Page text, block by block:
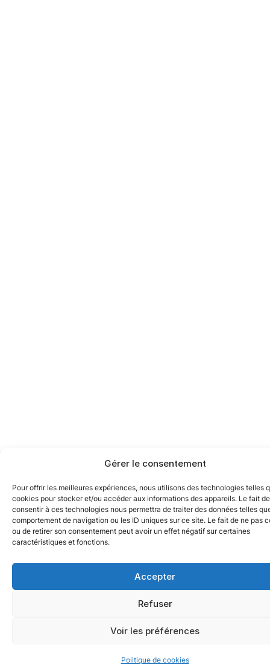
Gérer le consentement
Pour offrir les meilleures expériences, nous utilisons des technologies telles
cookies pour stocker et/ou accéder aux informations des appareils. Le fait de
consentir à ces technologies nous permettra de traiter des données telles
comportement de navigation ou les ID uniques sur ce site. Le fait de ne pas
ou de retirer son consentement peut avoir un effet négatif sur certaines
caractéristiques et fonctions.
Accepter
Refuser
Voir les préférences
Politique de cookies